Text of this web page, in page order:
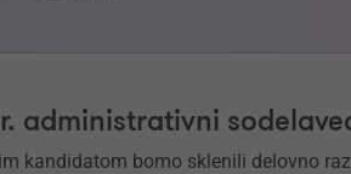
administrativni
kandidatom bomo sklenili delovno